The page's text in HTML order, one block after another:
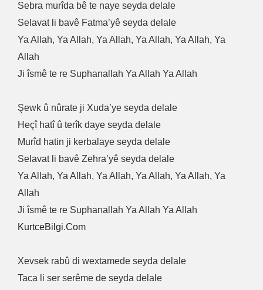
Sebra murîda bê te naye seyda delale
Selavat li bavê Fatma’yê seyda delale
Ya Allah, Ya Allah, Ya Allah, Ya Allah, Ya Allah, Ya
Allah
Ji îsmê te re Suphanallah Ya Allah Ya Allah
Şewk û nûrate ji Xuda’ye seyda delale
Heçî hatî û terîk daye seyda delale
Murîd hatin ji kerbalaye seyda delale
Selavat li bavê Zehra’yê seyda delale
Ya Allah, Ya Allah, Ya Allah, Ya Allah, Ya Allah, Ya
Allah
Ji îsmê te re Suphanallah Ya Allah Ya Allah
KurtceBilgi.Com
Xevsek rabû di wextamede seyda delale
Taca li ser serême de seyda delale